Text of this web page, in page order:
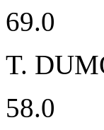
69.0
T.
58.0